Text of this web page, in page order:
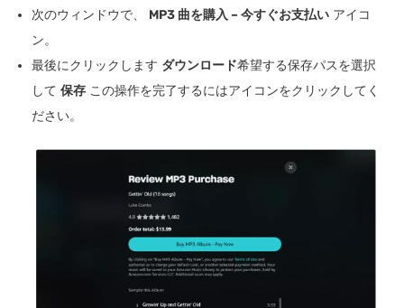
次のウィンドウで、 MP3 曲を購入 – 今すぐお支払い アイコ
ン。
最後にクリックします ダウンロード希望する保存パスを選択
して 保存 この操作を完了するにはアイコンをクリックしてく
ださい。